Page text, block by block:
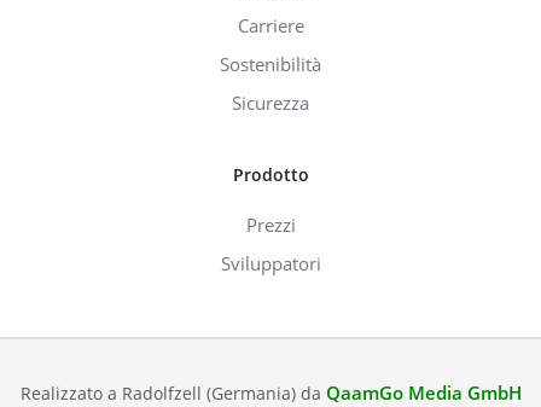
Carriere
Sostenibilità
Sicurezza
Prodotto
Prezzi
Sviluppatori
Realizzato a Radolfzell (Germania) da QaamGo Media GmbH